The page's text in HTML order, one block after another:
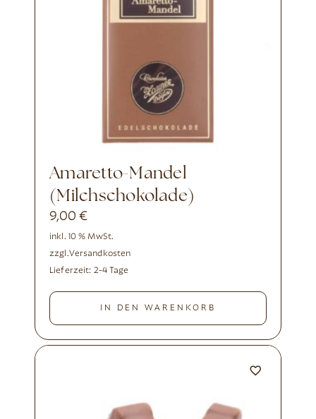
Amaretto-Mandel
(Milchschokolade)
9,00€
inkl. 10 % MwSt.
zzgl.Versandkosten
Lieferzeit: 2-4 Tage
IN DEN WARENKORB